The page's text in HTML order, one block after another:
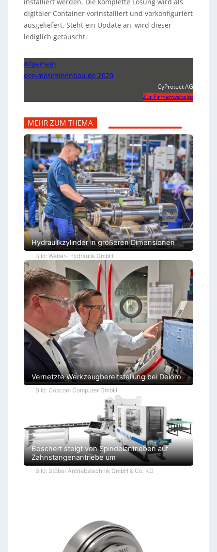
digitaler Container vorinstalliert und vorkonfiguriert
ausgeliefert. Steht ein Update an, wird dieser
lediglich getauscht.
Allgemein
der-maschinenbau.de 2020
CyProtect AG
Zur Firmenwebsite
MEHR ZUM THEMA
Hydraulikzylinder in größeren Dimensionen
Bild: Weber- Hydraulik GmbH
Vernetzte Werkzeugbereitstellung bei Deloro
Bild: Coscom Computer GmbH
Boschert steigt von Spindelantrieben auf
Zahnstangenantriebe um
Bild: Stöber Antriebstechnik GmbH & Co. KG